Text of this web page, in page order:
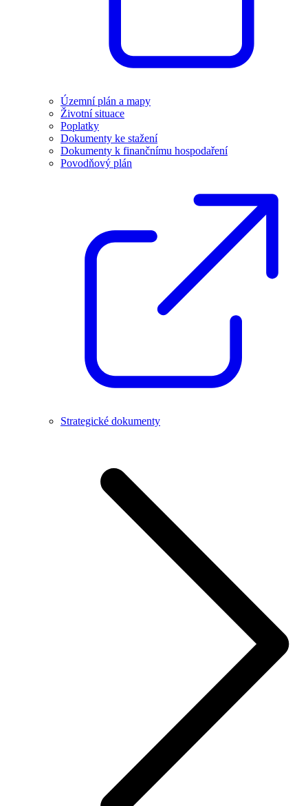
Územní plán a mapy
Životní situace
Poplatky
Dokumenty ke stažení
Dokumenty k finančnímu hospodaření
Povodňový plán
Strategické dokumenty